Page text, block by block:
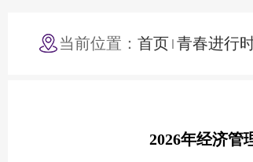
当前位置： 首页 青春进行
2026年经济管